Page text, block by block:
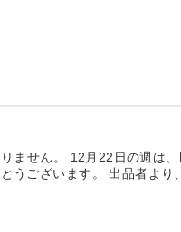
ません。 12月22日の週は
うございます。 出品者よ